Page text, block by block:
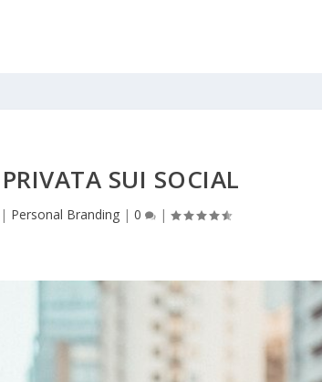
SUI SOCIAL
| Personal Branding| 0 |